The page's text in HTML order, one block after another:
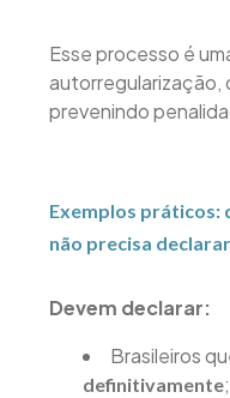
Esse processo é
prevenindo
Exemplos práticos:
não precisa
Devem declarar:
Brasileiros
definitivamente;